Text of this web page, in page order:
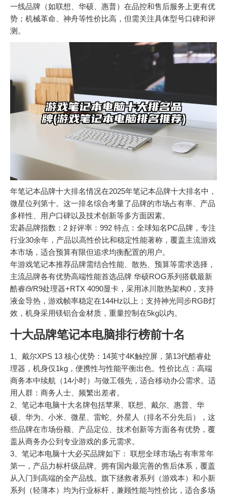
一线品牌（如联想、华硕、惠普）在品控和售后服务上更有优
势；机械革命、神舟等性价比高，但需关注具体型号口碑和评
测。
年笔记本品牌十大排名情况在2025年笔记本品牌十大排名中，
微星位列第十。这一排名综合考量了品牌的市场占有率、产品
多样性、用户口碑以及技术创新等多方面因素。
宏碁品牌指数：2 好评率：992 特点：全球知名PC品牌，专注
行业30余年，产品以高性价比和稳定性能著称，覆盖主流游戏
本市场，适合预算有限但追求均衡配置的用户。
年游戏笔记本推荐品牌需结合性能、散热、预算等需求选择，
主流品牌各有优势高端性能首选品牌 华硕ROG系列搭载最新
酷睿i9/R9处理器+RTX 4090显卡，采用冰川散热架构0，支持
液金导热，游戏帧率稳定在144Hz以上；支持神光同步RGB灯
效，机身采用镁铝合金材质，重量控制在5kg以内。
十大品牌笔记本电脑排行榜前十名
1、戴尔XPS 13 核心优势：14英寸4K触控屏，第13代酷睿处
理器，机身仅1kg，便携性与性能平衡出色。性价比点：高端
商务本中续航（14小时）与做工领先，适合移动办公需求。适
用人群：商务人士、频繁出差者。
2、笔记本电脑十大名牌包括苹果、联想、戴尔、惠普、华
硕、华为、小米、微星、雷蛇、外星人（排名不分先后），这
些品牌在市场份额、产品定位、技术创新等方面各有优势，覆
盖从商务办公到专业游戏的多元需求。
3、笔记本电脑十大必买品牌如下： 联想全球市场占有率常年
第一，产品力标杆级品牌。拥有国内最完善的售后体系，覆盖
从入门到高端的全产品线。旗下拯救者系列（游戏本）和小新
系列（轻薄本）均为行业标杆，兼顾性能与性价比，适合多场